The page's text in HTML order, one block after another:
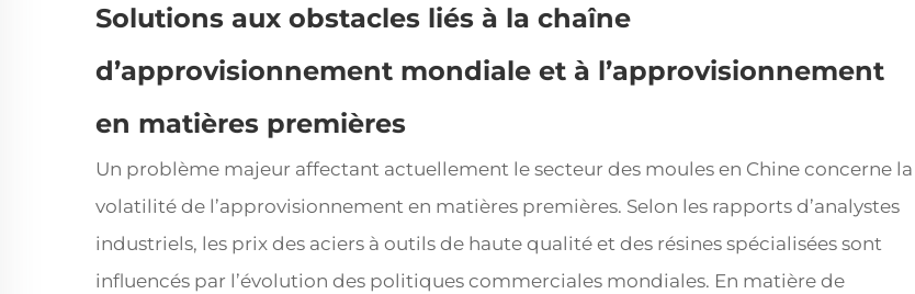
Solutions aux obstacles liés à la chaîne
d’approvisionnement mondiale et à l’approvisionnement
en matières premières
Un problème majeur affectant actuellement le secteur des moules en Chine concerne la
volatilité de l’approvisionnement en matières premières. Selon les rapports d’analystes
industriels, les prix des aciers à outils de haute qualité et des résines spécialisées sont
influencés par l’évolution des politiques commerciales mondiales. En matière de